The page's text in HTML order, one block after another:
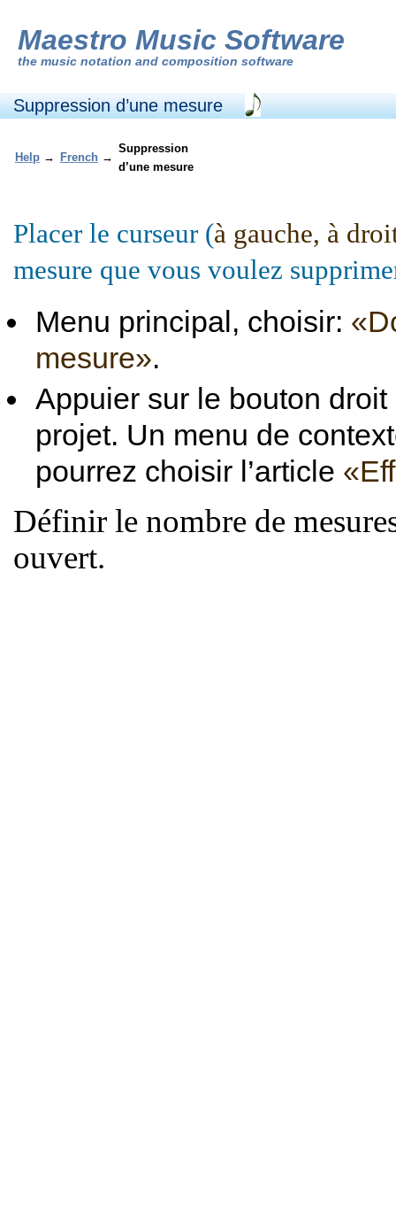
Maestro Music Software
the music notation and composition software
Suppression d’une mesure
Help → French →
Suppression
d’une mesure
Placer le curseur (à gauche, à
mesure que vous voulez
Menu principal, choisir:
mesure».
Appuier sur le bouton
projet. Un menu de
pourrez choisir l’article
Définir le nombre de
ouvert.